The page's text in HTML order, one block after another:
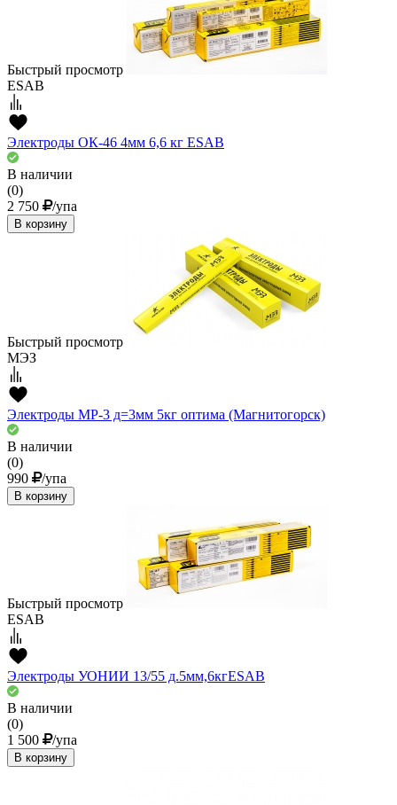
Быстрый просмотр
ESAB
Электроды ОК-46 4мм 6,6 кг ESAВ
В наличии
(0)
2 750
/упа
В корзину
Быстрый просмотр
МЭЗ
Электроды МР-3 д=3мм 5кг оптима (Магнитогорск)
В наличии
(0)
990
/упа
В корзину
Быстрый просмотр
ESAB
Электроды УОНИИ 13/55 д.5мм,6кгESAB
В наличии
(0)
1 500
/упа
В корзину